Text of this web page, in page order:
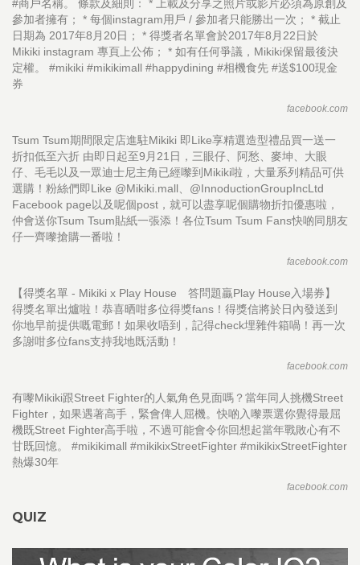
#商戶名稱。 條款及細則： * 上載及分享之照片或影片必須為原創及
參加者擁有； * 每個instagram用戶 / 參加者只能勝出一次； * 截止
日期為 2017年8月20日； * 得獎者名單會於2017年8月22日於
Mikiki instagram 專頁上公佈； * 如有任何爭議，Mikiki保留最後決
定權。 #mikiki #mikikimall #happydining #相機食先 #送$100現金
券
facebook.com
Tsum Tsum期間限定店進駐Mikiki 即Like享精選造型禮品買一送一
折扣低至六折 由即日起至9月21日，三眼仔、阿愁、麥坤、大眼
仔、毛毛以及一眾迪士尼主角已經嚟到Mikiki啦，大量系列精品可供
選購！粉絲們即Like @Mikiki.mall、@InnoductionGroupIncLtd
Facebook page以及呢個post，就可以盡享呢個購物折扣優惠啦，
仲會送你Tsum Tsum貼紙一張添！各位Tsum Tsum Fans快啲同朋友
仔一齊嚟搶購一番啦！
facebook.com
【得獎名單 - Mikiki x Play House 答問題贏Play House入場券】
得獎名單出爐啦！恭喜晒咁多位得獎fans！得獎信將於日內發送到
你地早前提供嘅電郵！如果收唔到，記得check埋雜件箱喎！再一次
多謝咁多位fans支持我地既活動！
facebook.com
有嚟Mikiki跟Street Fighter的人氣角色見面嗎？當年同人挑機Street
Fighter，如果遇著高手，緊會俾人屈機。快啲入嚟票選你覺得最屈
機既Street Fighter高手啦，不過可能會令你回想起當年戰敗心有不
甘既回憶。 #mikikimall #mikikixStreetFighter #mikikixStreetFighter
熱爆30年
facebook.com
QUIZ